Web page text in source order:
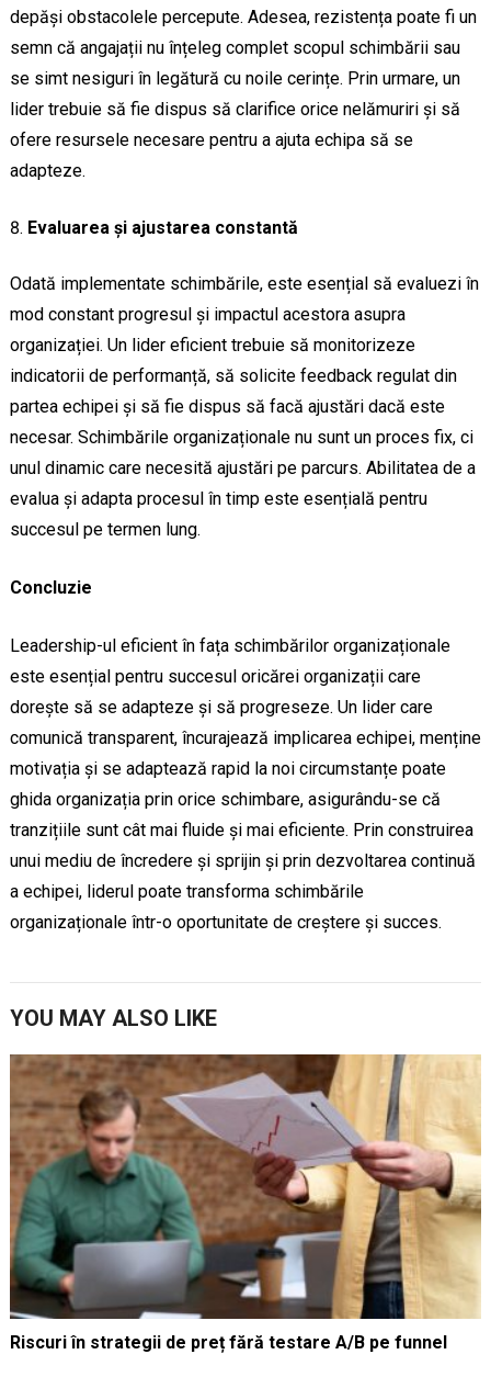
depăși obstacolele percepute. Adesea, rezistența poate fi un
semn că angajații nu înțeleg complet scopul schimbării sau
se simt nesiguri în legătură cu noile cerințe. Prin urmare, un
lider trebuie să fie dispus să clarifice orice nelămuriri și să
ofere resursele necesare pentru a ajuta echipa să se
adapteze.
Evaluarea și ajustarea constantă
Odată implementate schimbările, este esențial să evaluezi în
mod constant progresul și impactul acestora asupra
organizației. Un lider eficient trebuie să monitorizeze
indicatorii de performanță, să solicite feedback regulat din
partea echipei și să fie dispus să facă ajustări dacă este
necesar. Schimbările organizaționale nu sunt un proces fix, ci
unul dinamic care necesită ajustări pe parcurs. Abilitatea de a
evalua și adapta procesul în timp este esențială pentru
succesul pe termen lung.
Concluzie
Leadership-ul eficient în fața schimbărilor organizaționale
este esențial pentru succesul oricărei organizații care
dorește să se adapteze și să progreseze. Un lider care
comunică transparent, încurajează implicarea echipei, menține
motivația și se adaptează rapid la noi circumstanțe poate
ghida organizația prin orice schimbare, asigurându-se că
tranzițiile sunt cât mai fluide și mai eficiente. Prin construirea
unui mediu de încredere și sprijin și prin dezvoltarea continuă
a echipei, liderul poate transforma schimbările
organizaționale într-o oportunitate de creștere și succes.
YOU MAY ALSO LIKE
Riscuri în strategii de preț fără testare A/B pe funnel